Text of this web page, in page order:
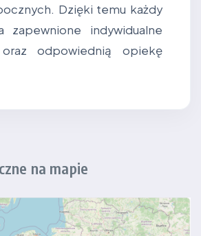
Dzięki temu każdy
zapewnione indywidualne
odpowiednią opiekę
na mapie